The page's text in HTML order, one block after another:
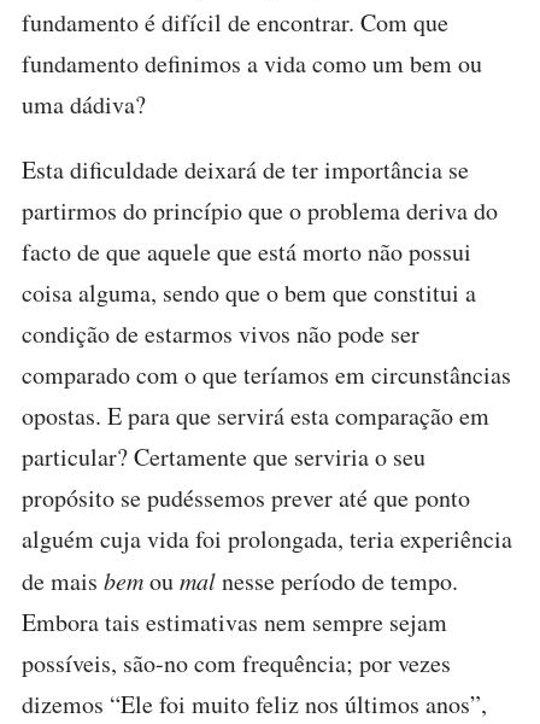
fundamento é difícil de encontrar. Com que
fundamento definimos a vida como um bem ou
uma dádiva?
Esta dificuldade deixará de ter importância se
partirmos do princípio que o problema deriva do
facto de que aquele que está morto não possui
coisa alguma, sendo que o bem que constitui a
condição de estarmos vivos não pode ser
comparado com o que teríamos em circunstâncias
opostas. E para que servirá esta comparação em
particular? Certamente que serviria o seu
propósito se pudéssemos prever até que ponto
alguém cuja vida foi prolongada, teria experiência
de mais bemoumalnesse período de tempo.
Embora tais estimativas nem sempre sejam
possíveis, são-no com frequência; por vezes
dizemos “Ele foi muito feliz nos últimos anos”,